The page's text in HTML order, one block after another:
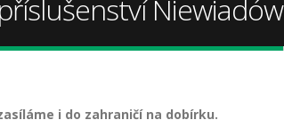
Niewiadów
i do zahraničí na dobírku.